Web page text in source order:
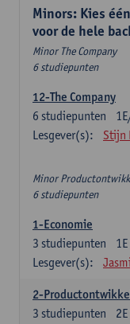
Minors: Kies
voor de hele
Minor The Company
6 studiepunten
12-The Company
6 studiepunten
Lesgever(s):
Stijn
Minor
6 studiepunten
1-Economie
3 studiepunten
Lesgever(s):
2-
3 studiepunten